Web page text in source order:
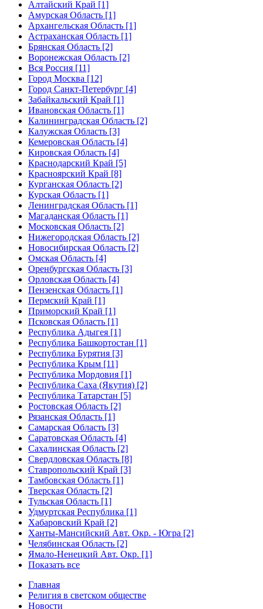
Алтайский Край [1]
Амурская Область [1]
Архангельская Область [1]
Астраханская Область [1]
Брянская Область [2]
Воронежская Область [2]
Вся Россия [11]
Город Москва [12]
Город Санкт-Петербург [4]
Забайкальский Край [1]
Ивановская Область [1]
Калининградская Область [2]
Калужская Область [3]
Кемеровская Область [4]
Кировская Область [4]
Краснодарский Край [5]
Красноярский Край [8]
Курганская Область [2]
Курская Область [1]
Ленинградская Область [1]
Магаданская Область [1]
Московская Область [2]
Нижегородская Область [2]
Новосибирская Область [2]
Омская Область [4]
Оренбургская Область [3]
Орловская Область [4]
Пензенская Область [1]
Пермский Край [1]
Приморский Край [1]
Псковская Область [1]
Республика Адыгея [1]
Республика Башкортостан [1]
Республика Бурятия [3]
Республика Крым [11]
Республика Мордовия [1]
Республика Саха (Якутия) [2]
Республика Татарстан [5]
Ростовская Область [2]
Рязанская Область [1]
Самарская Область [3]
Саратовская Область [4]
Сахалинская Область [2]
Свердловская Область [8]
Ставропольский Край [3]
Тамбовская Область [1]
Тверская Область [2]
Тульская Область [1]
Удмуртская Республика [1]
Хабаровский Край [2]
Ханты-Мансийский Авт. Окр. - Югра [2]
Челябинская Область [2]
Ямало-Ненецкий Авт. Окр. [1]
Показать все
Главная
Религия в светском обществе
Новости